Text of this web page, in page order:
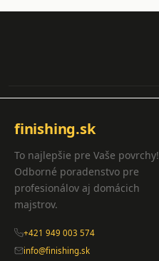
finishing.sk
To najlepšie pre Vaše povrchy!
Odborné poradenstvo pre
profesionálov aj domácich
majstrov.
+421 949 003 574
info@finishing.sk